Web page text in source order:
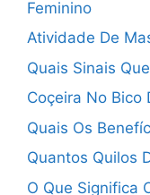
Feminino
Atividade De
Quais Sinais
Coçeira No Bico
Quais Os
Quantos Quilos
O Que Significa